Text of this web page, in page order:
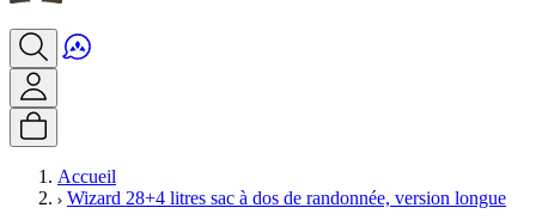
Accueil
Wizard 28+4 litres sac à dos de randonnée, version longue